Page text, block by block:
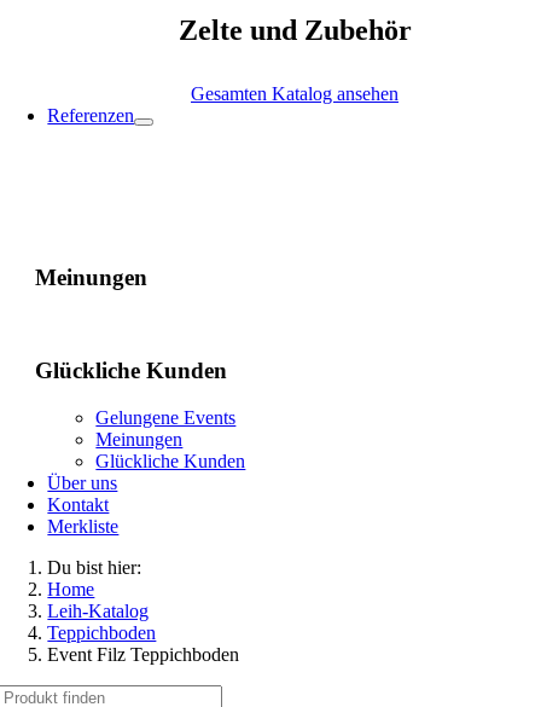
Zelte und Zubehör
Gesamten Katalog ansehen
Referenzen
Meinungen
Glückliche Kunden
Gelungene Events
Meinungen
Glückliche Kunden
Über uns
Kontakt
Merkliste
Du bist hier:
Home
Leih-Katalog
Teppichboden
Event Filz Teppichboden